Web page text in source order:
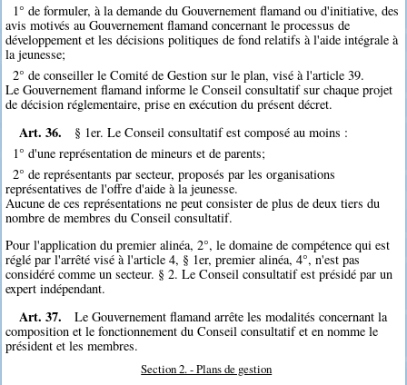
1° de formuler, à la demande du Gouvernement flamand ou d'initiative, des
avis motivés au Gouvernement flamand concernant le processus de
développement et les décisions politiques de fond relatifs à l'aide intégrale à
la jeunesse;
2° de conseiller le Comité de Gestion sur le plan, visé à l'article 39.
Le Gouvernement flamand informe le Conseil consultatif sur chaque projet
de décision réglementaire, prise en exécution du présent décret.
Art. 36.
§ 1er. Le Conseil consultatif est composé au moins :
1° d'une représentation de mineurs et de parents;
2° de représentants par secteur, proposés par les organisations
représentatives de l'offre d'aide à la jeunesse.
Aucune de ces représentations ne peut consister de plus de deux tiers du
nombre de membres du Conseil consultatif.
Pour l'application du premier alinéa, 2°, le domaine de compétence qui est
réglé par l'arrêté visé à l'article 4, § 1er, premier alinéa, 4°, n'est pas
considéré comme un secteur. § 2. Le Conseil consultatif est présidé par un
expert indépendant.
Art. 37.
Le Gouvernement flamand arrête les modalités concernant la
composition et le fonctionnement du Conseil consultatif et en nomme le
président et les membres.
Section 2. - Plans de gestion